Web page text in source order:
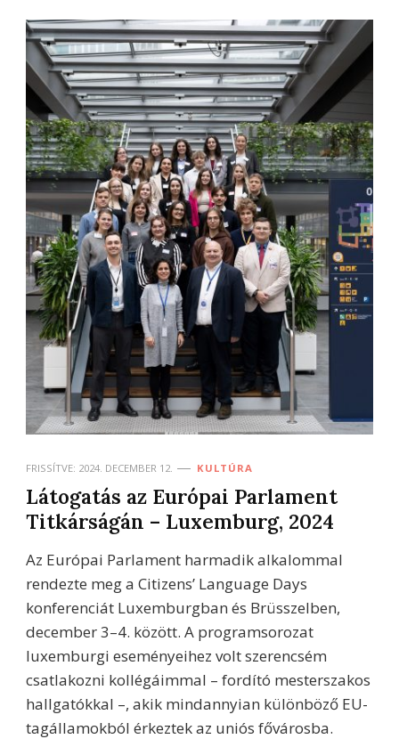
FRISSÍTVE: 2024. DECEMBER 12. KULTÚRA
Látogatás az Európai Parlament
Titkárságán – Luxemburg, 2024
Az Európai Parlament harmadik alkalommal
rendezte meg a Citizens’ Language Days
konferenciát Luxemburgban és Brüsszelben,
december 3–4. között. A programsorozat
luxemburgi eseményeihez volt szerencsém
csatlakozni kollégáimmal – fordító mesterszakos
hallgatókkal –, akik mindannyian különböző EU-
tagállamokból érkeztek az uniós fővárosba.